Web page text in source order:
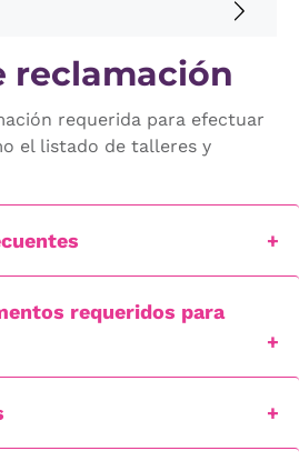
reclamación
requerida para efectuar
el listado de talleres y
requeridos para